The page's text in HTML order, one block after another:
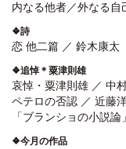
内なる他者／外なる自
❖詩
恋 他二篇 ／ 鈴木康太
❖追悼＊粟津則雄
哀悼・粟津則雄 ／ 中
ペテロの否認 ／ 近藤
「ブランショの小説
❖今月の作品